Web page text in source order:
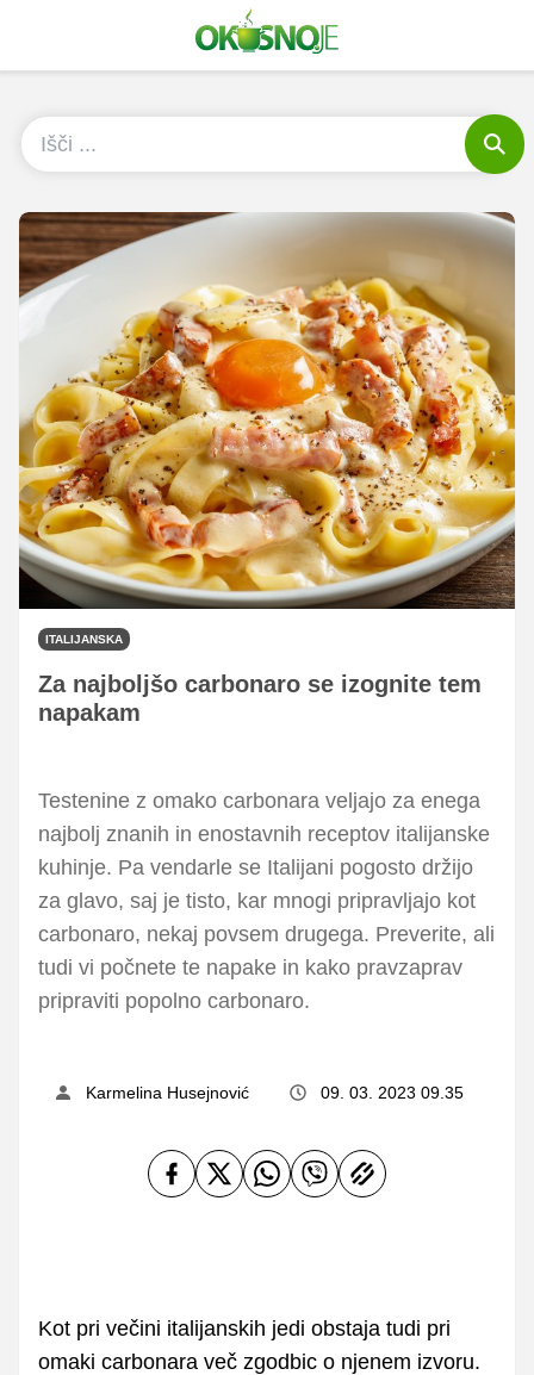
ITALIJANSKA
Za najboljšo carbonaro se izognite tem
napakam
Testenine z omako carbonara veljajo za enega
najbolj znanih in enostavnih receptov italijanske
kuhinje. Pa vendarle se Italijani pogosto držijo
za glavo, saj je tisto, kar mnogi pripravljajo kot
carbonaro, nekaj povsem drugega. Preverite, ali
tudi vi počnete te napake in kako pravzaprav
pripraviti popolno carbonaro.
Karmelina Husejnović 09. 03. 2023 09.35
Kot pri večini italijanskih jedi obstaja tudi pri
omaki carbonara več zgodbic o njenem izvoru.